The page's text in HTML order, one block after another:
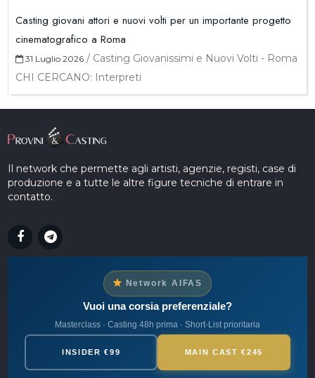
Casting giovani attori e nuovi volti per un importante progetto
cinematografico a Roma
31 Luglio 2026 / Casting Giovanissimi e Nuovi Volti - Roma
CHI CERCANO: Interpreti
Il network che permette agli artisti, agenzie, registi, case di
produzione e a tutte le altre figure tecniche di entrare in
contatto.
Network AIFAS
Vuoi una corsia preferenziale?
Masterclass · Casting 48h prima · Short-List prioritaria
INSIDER €99 MAIN CAST €245